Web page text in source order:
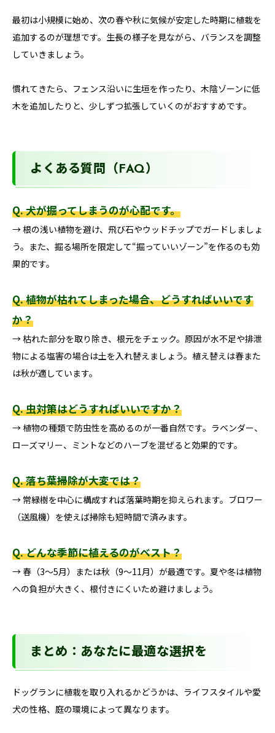
最初は小規模に始め、次の春や秋に気候が安定した時期に植栽を
追加するのが理想です。生長の様子を見ながら、バランスを調整
していきましょう。
慣れてきたら、フェンス沿いに生垣を作ったり、木陰ゾーンに低
木を追加したりと、少しずつ拡張していくのがおすすめです。
よくある質問（FAQ）
Q. 犬が掘ってしまうのが心配です。
→ 根の浅い植物を避け、飛び石やウッドチップでガードしましょ
う。また、掘る場所を限定して“掘っていいゾーン”を作るのも効
果的です。
Q. 植物が枯れてしまった場合、どうすればいいです
か？
→ 枯れた部分を取り除き、根元をチェック。原因が水不足や排泄
物による塩害の場合は土を入れ替えましょう。植え替えは春また
は秋が適しています。
Q. 虫対策はどうすればいいですか？
→ 植物の種類で防虫性を高めるのが一番自然です。ラベンダー、
ローズマリー、ミントなどのハーブを混ぜると効果的です。
Q. 落ち葉掃除が大変では？
→ 常緑樹を中心に構成すれば落葉時期を抑えられます。ブロワー
（送風機）を使えば掃除も短時間で済みます。
Q. どんな季節に植えるのがベスト？
→ 春（3〜5月）または秋（9〜11月）が最適です。夏や冬は植物
への負担が大きく、根付きにくいため避けましょう。
まとめ：あなたに最適な選択を
ドッグランに植栽を取り入れるかどうかは、ライフスタイルや愛
犬の性格、庭の環境によって異なります。